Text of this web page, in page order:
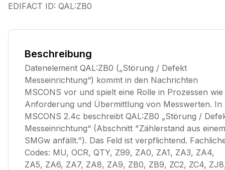
EDIFACT ID: QAL:ZB0
Beschreibung
Datenelement QAL:ZB0 („Störung / Defekt
Messeinrichtung“) kommt in den Nachrichten
MSCONS vor und spielt eine Rolle in Prozessen wie
Anforderung und Übermittlung von Messwerten. In
MSCONS 2.4c beschreibt QAL:ZB0 „Störung /
Messeinrichtung“ (Abschnitt "Zählerstand aus einem
SMGw anfällt."). Das Feld ist verpflichtend.
Codes: MU, OCR, QTY, Z99, ZA0, ZA1, ZA3, ZA4,
ZA5, ZA6, ZA7, ZA8, ZA9, ZB0, ZB9, ZC2, ZC4,